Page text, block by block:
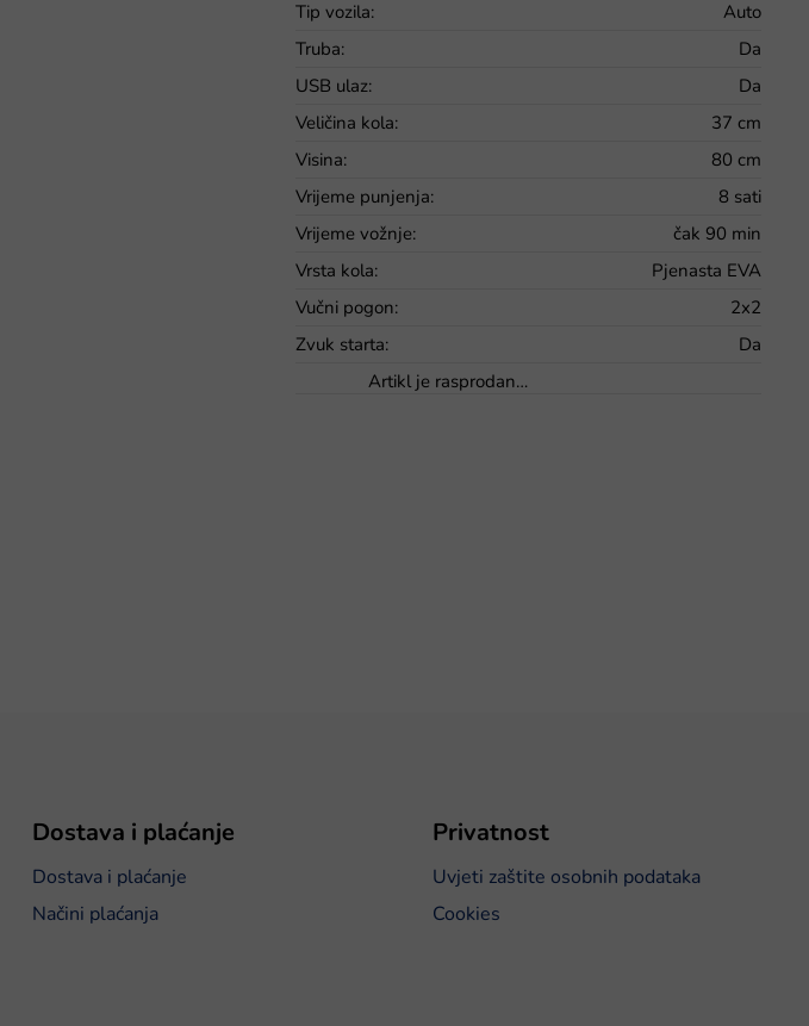
Tip vozila:
Auto
Truba:
Da
USB ulaz:
Da
Veličina kola:
37 cm
Visina:
80 cm
Vrijeme punjenja:
8 sati
Vrijeme vožnje:
čak 90 min
Vrsta kola:
Pjenasta EVA
Vučni pogon:
2x2
Zvuk starta:
Da
Artikl je rasprodan…
Dostava i plaćanje
Dostava i plaćanje
Načini plaćanja
Privatnost
Uvjeti zaštite osobnih podataka
Cookies